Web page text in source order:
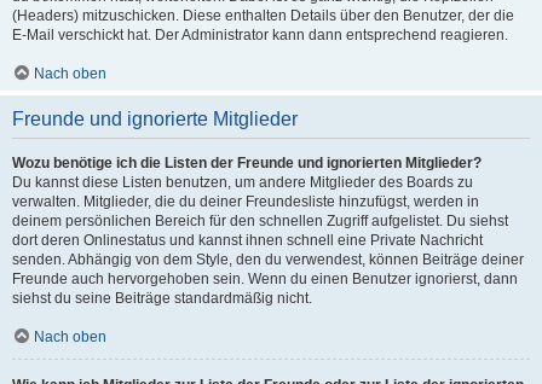
(Headers) mitzuschicken. Diese enthalten Details über den Benutzer, der die
E-Mail verschickt hat. Der Administrator kann dann entsprechend reagieren.
Nach oben
Freunde und ignorierte Mitglieder
Wozu benötige ich die Listen der Freunde und ignorierten Mitglieder?
Du kannst diese Listen benutzen, um andere Mitglieder des Boards zu
verwalten. Mitglieder, die du deiner Freundesliste hinzufügst, werden in
deinem persönlichen Bereich für den schnellen Zugriff aufgelistet. Du siehst
dort deren Onlinestatus und kannst ihnen schnell eine Private Nachricht
senden. Abhängig von dem Style, den du verwendest, können Beiträge deiner
Freunde auch hervorgehoben sein. Wenn du einen Benutzer ignorierst, dann
siehst du seine Beiträge standardmäßig nicht.
Nach oben